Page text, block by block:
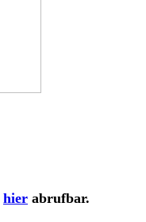
hier abrufbar.